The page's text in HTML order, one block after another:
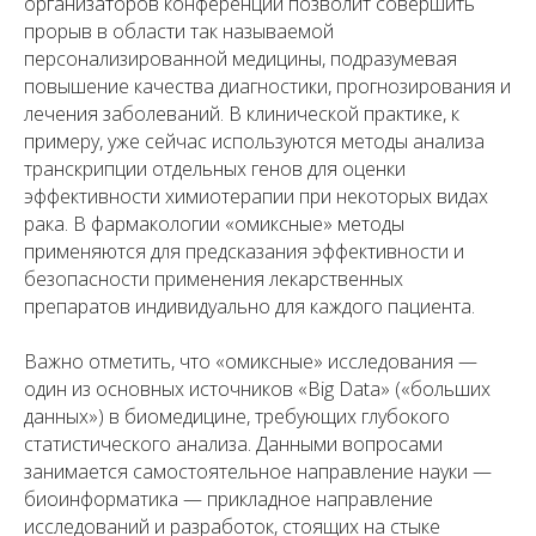
прорыв в области так называемой
персонализированной медицины, подразумевая
повышение качества диагностики, прогнозирования и
лечения заболеваний. В клинической практике, к
примеру, уже сейчас используются методы анализа
транскрипции отдельных генов для оценки
эффективности химиотерапии при некоторых видах
рака. В фармакологии «омиксные» методы
применяются для предсказания эффективности и
безопасности применения лекарственных
препаратов индивидуально для каждого пациента.
Важно отметить, что «омиксные» исследования —
один из основных источников «Big Data» («больших
данных») в биомедицине, требующих глубокого
статистического анализа. Данными вопросами
занимается самостоятельное направление науки —
биоинформатика — прикладное направление
исследований и разработок, стоящих на стыке